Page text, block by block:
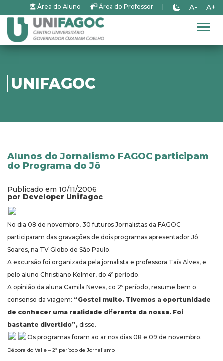
Área do Aluno Área do Professor A- A+
UNIFAGOC
Alunos do Jornalismo FAGOC participam
do Programa do Jô
Publicado em 10/11/2006
por Developer Unifagoc
No dia 08 de novembro, 30 futuros Jornalistas da FAGOC
participaram das gravações de dois programas apresentador Jô
Soares, na TV Globo de São Paulo.
A excursão foi organizada pela jornalista e professora Taís Alves, e
pelo aluno Christiano Kelmer, do 4º período.
A opinião da aluna Camila Neves, do 2º período, resume bem o
consenso da viagem: “Gostei muito. Tivemos a oportunidade
de conhecer uma realidade diferente da nossa. Foi
bastante divertido”, disse.
Os programas foram ao ar nos dias 08 e 09 de novembro.
Débora do Valle – 2º período de Jornalismo